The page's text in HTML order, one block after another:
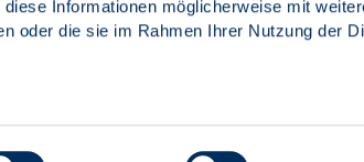
Informationen möglicherweise mit
oder die sie im Rahmen Ihrer Nutzung der
Fach- und Berufspolitik